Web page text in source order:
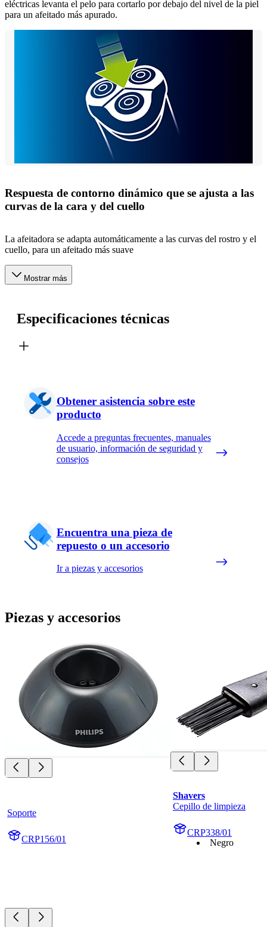
eléctricas levanta el pelo para cortarlo por debajo del nivel de la piel
para un afeitado más apurado.
Respuesta de contorno dinámico que se ajusta a las
curvas de la cara y del cuello
La afeitadora se adapta automáticamente a las curvas del rostro y el
cuello, para un afeitado más suave
Mostrar más
Especificaciones técnicas
Obtener asistencia sobre este
producto
Accede a preguntas frecuentes, manuales
de usuario, información de seguridad y
consejos
Encuentra una pieza de
repuesto o un accesorio
Ir a piezas y accesorios
Piezas y accesorios
Soporte
CRP156/01
Shavers
Cepillo de limpieza
CRP338/01
Negro